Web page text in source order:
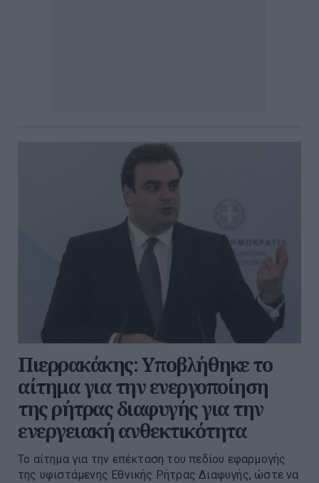
Πιερρακάκης: Υποβλήθηκε το
αίτημα για την ενεργοποίηση
της ρήτρας διαφυγής για την
ενεργειακή ανθεκτικότητα
Το αίτημα για την επέκταση του πεδίου εφαρμογής
της υφιστάμενης Εθνικής Ρήτρας Διαφυγής, ώστε να